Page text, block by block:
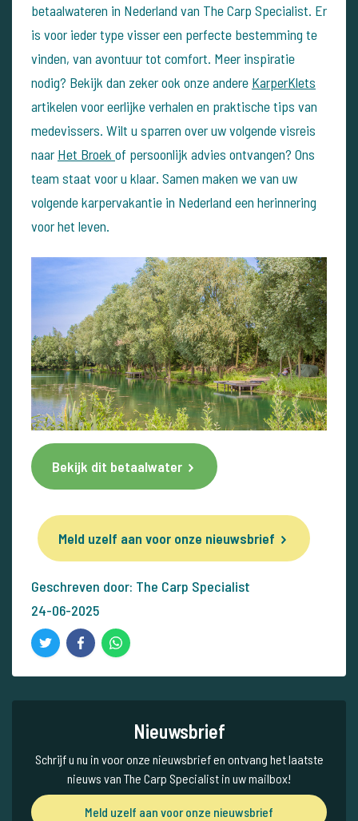
betaalwateren in Nederland van The Carp Specialist. Er
is voor ieder type visser een perfecte bestemming te
vinden, van avontuur tot comfort. Meer inspiratie
nodig? Bekijk dan zeker ook onze andere KarperKlets
artikelen voor eerlijke verhalen en praktische tips van
medevissers. Wilt u sparren over uw volgende visreis
naar Het Broek of persoonlijk advies ontvangen? Ons
team staat voor u klaar. Samen maken we van uw
volgende karpervakantie in Nederland een herinnering
voor het leven.
Bekijk dit betaalwater
Meld uzelf aan voor onze nieuwsbrief
Geschreven door: The Carp Specialist
24-06-2025
Nieuwsbrief
Schrijf u nu in voor onze nieuwsbrief en ontvang het laatste
nieuws van The Carp Specialist in uw mailbox!
Meld uzelf aan voor onze nieuwsbrief